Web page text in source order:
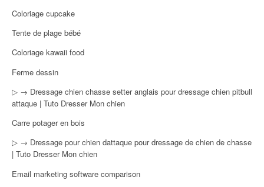
Coloriage cupcake
Tente de plage bébé
Coloriage kawaii food
Ferme dessin
▷ → Dressage chien chasse setter anglais pour dressage chien pitbull
attaque | Tuto Dresser Mon chien
Carre potager en bois
▷ → Dressage pour chien dattaque pour dressage de chien de chasse
| Tuto Dresser Mon chien
Email marketing software comparison